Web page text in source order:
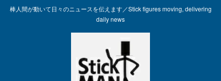
棒人間が動いて日々のニュースを伝えます／Stick figures moving, delivering
daily news